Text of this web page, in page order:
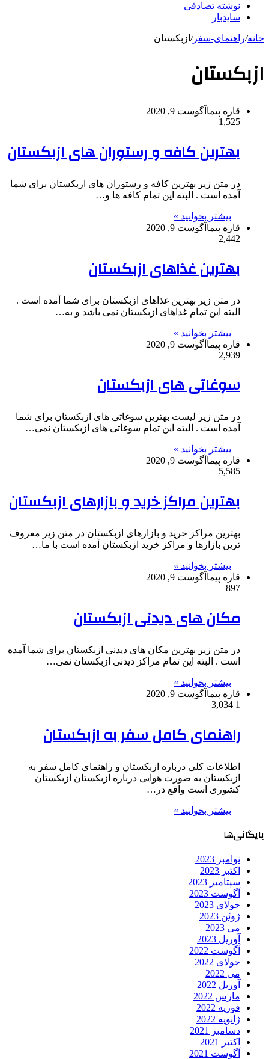
نوشته تصادفی
سایدبار
خانه/راهنمای-سفر/ ازبکستان
ازبکستان
قاره پیما آگوست 9, 2020
1,525
بهترین کافه و رستوران های ازبکستان
در متن زیر بهترین کافه و رستوران های ازبکستان برای شما
آمده است . البته این تمام کافه ها و…
بیشتر بخوانید »
قاره پیما آگوست 9, 2020
2,442
بهترین غذاهای ازبکستان
در متن زیر بهترین غذاهای ازبکستان برای شما آمده است .
البته این تمام غذاهای ازبکستان نمی باشد و به…
بیشتر بخوانید »
قاره پیما آگوست 9, 2020
2,939
سوغاتی های ازبکستان
در متن زیر لیست بهترین سوغاتی های ازبکستان برای شما
آمده است . البته این تمام سوغاتی های ازبکستان نمی…
بیشتر بخوانید »
قاره پیما آگوست 9, 2020
5,585
بهترین مراکز خرید و بازارهای ازبکستان
بهترین مراکز خرید و بازارهای ازبکستان در متن زیر معروف
ترین بازارها و مراکز خرید ازبکستان آمده است با ما…
بیشتر بخوانید »
قاره پیما آگوست 9, 2020
897
مکان های دیدنی ازبکستان
در متن زیر بهترین مکان های دیدنی ازبکستان برای شما آمده
است . البته این تمام مراکز دیدنی ازبکستان نمی…
بیشتر بخوانید »
قاره پیما آگوست 9, 2020
1
راهنمای کامل سفر به ازبکستان
اطلاعات کلی درباره ازبکستان و راهنمای کامل سفر به
ازبکستان به صورت هوایی درباره ازبکستان ازبکستان
کشوری است واقع در…
بیشتر بخوانید »
بایگانی‌ها
نوامبر 2023
اکتبر 2023
سپتامبر 2023
آگوست 2023
جولای 2023
ژوئن 2023
می 2023
آوریل 2023
آگوست 2022
جولای 2022
می 2022
آوریل 2022
مارس 2022
فوریه 2022
ژانویه 2022
دسامبر 2021
اکتبر 2021
آگوست 2021